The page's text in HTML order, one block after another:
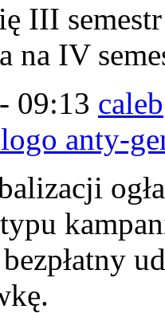
III
na IV
09:13 caleb
anty-